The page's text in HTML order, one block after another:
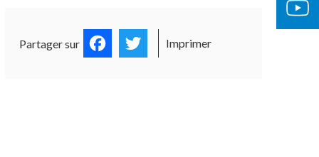
Partager sur FacebookTwitter
Imprimer